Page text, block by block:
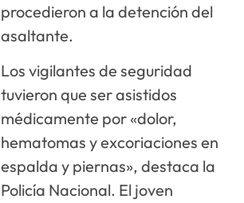
procedieron a la detención del
asaltante.
Los vigilantes de seguridad
tuvieron que ser asistidos
médicamente por «dolor,
hematomas y excoriaciones en
espalda y piernas», destaca la
Policía Nacional. El joven